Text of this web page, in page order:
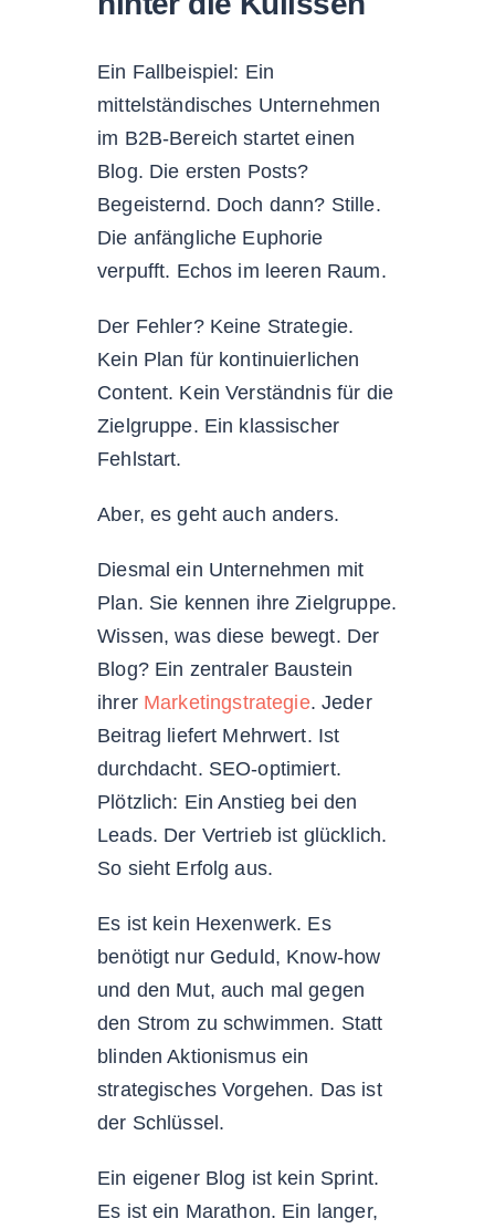
Ein Fallbeispiel: Ein
mittelständisches Unternehmen
im B2B-Bereich startet einen
Blog. Die ersten Posts?
Begeisternd. Doch dann? Stille.
Die anfängliche Euphorie
verpufft. Echos im leeren Raum.
Der Fehler? Keine Strategie.
Kein Plan für kontinuierlichen
Content. Kein Verständnis für die
Zielgruppe. Ein klassischer
Fehlstart.
Aber, es geht auch anders.
Diesmal ein Unternehmen mit
Plan. Sie kennen ihre Zielgruppe.
Wissen, was diese bewegt. Der
Blog? Ein zentraler Baustein
ihrer Marketingstrategie. Jeder
Beitrag liefert Mehrwert. Ist
durchdacht. SEO-optimiert.
Plötzlich: Ein Anstieg bei den
Leads. Der Vertrieb ist glücklich.
So sieht Erfolg aus.
Es ist kein Hexenwerk. Es
benötigt nur Geduld, Know-how
und den Mut, auch mal gegen
den Strom zu schwimmen. Statt
blinden Aktionismus ein
strategisches Vorgehen. Das ist
der Schlüssel.
Ein eigener Blog ist kein Sprint.
Es ist ein Marathon. Ein langer,